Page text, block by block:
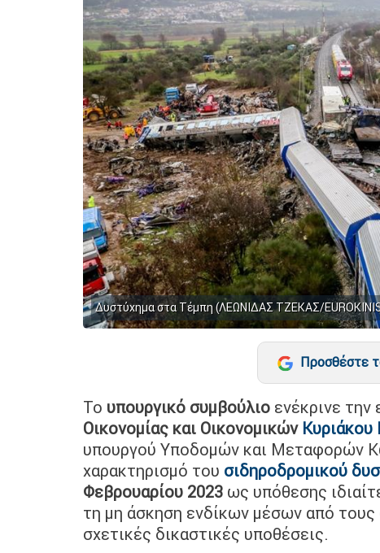
Δυστύχημα στα Τέμπη (ΛΕΩΝΙΔΑΣ ΤΖΕΚΑΣ/
Προσθέστε
Το υπουργικό συμβούλιο ενέκρινε την
Οικονομίας και ΟικονομικώνΚυριάκου
υπουργού Υποδομών και Μεταφορών
χαρακτηρισμό του σιδηροδρομικού
Φεβρουαρίου 2023 ως υπόθεσης
τη μη άσκηση ενδίκων μέσων από
σχετικές δικαστικές υποθέσεις.